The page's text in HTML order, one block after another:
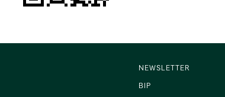
NEWSLETTER
BIP